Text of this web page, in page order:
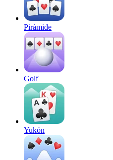
Pirámide
Golf
Yukón